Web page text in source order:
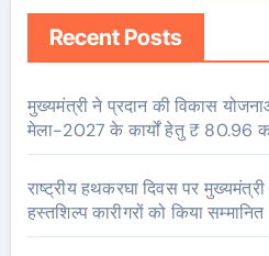
Recent Posts
मुख्यमंत्री ने प्रदान की विकास
मेला-2027 के कार्यों हेतु ₹ 80.96
राष्ट्रीय हथकरघा दिवस पर
हस्तशिल्प कारीगरों को किया सम्मानित